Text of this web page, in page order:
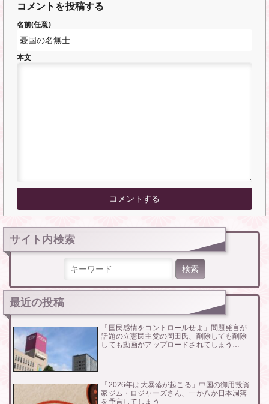
コメントを投稿する
名前(任意)
本文
サイト内検索
最近の投稿
「国民感情をコントロールせよ」問題発言が
話題の立憲民主党の岡田氏、削除しても削除
しても動画がアップロードされてしまう…
「2026年は大暴落が起こる」中国の御用投資
家ジム・ロジャーズさん、一か八か日本凋落
を予言してしまう